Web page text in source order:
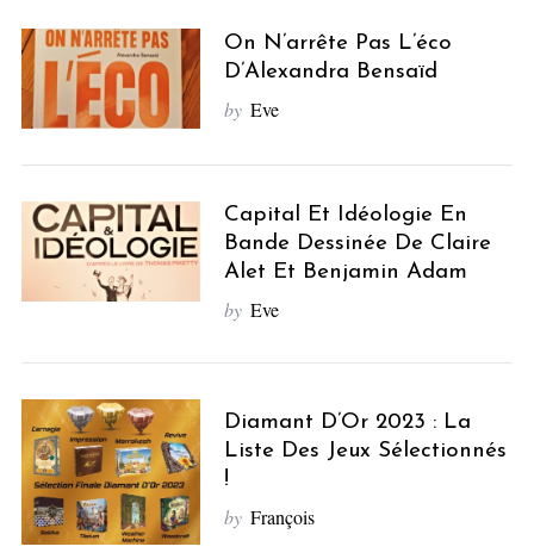
On N’arrête Pas L’éco
D’Alexandra Bensaïd
by Eve
Capital Et Idéologie En
Bande Dessinée De Claire
Alet Et Benjamin Adam
by Eve
Diamant D’Or 2023 : La
Liste Des Jeux Sélectionnés
!
by François